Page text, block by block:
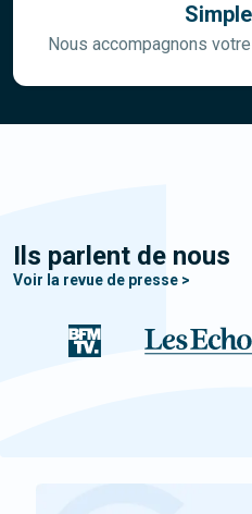
Nous accompagnons
Ils parlent de nous
Voir la revue de presse >